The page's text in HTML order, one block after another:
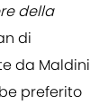
della
di
da Maldini
preferito